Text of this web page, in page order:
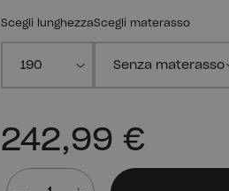
Scegli lunghezzaScegli materasso
242,99 €